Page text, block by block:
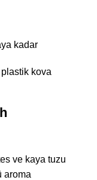
kadar
plastik kova
ve kaya tuzu
aroma